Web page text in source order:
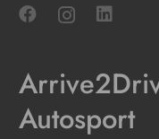
Autosport